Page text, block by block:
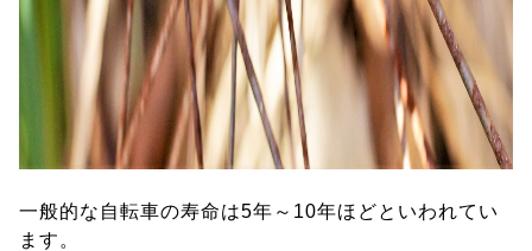
一般的な自転車の寿命は5年～10年ほどといわれてい
ます。